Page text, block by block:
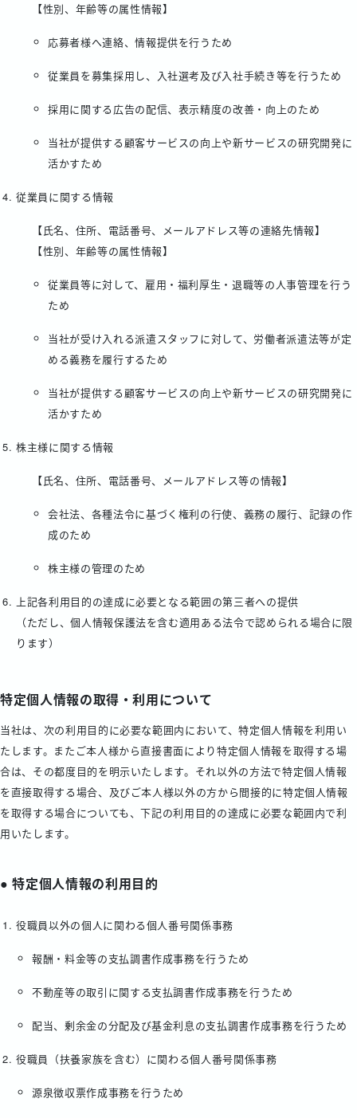
【性別、年齢等の属性情報】
応募者様へ連絡、情報提供を行うため
従業員を募集採用し、入社選考及び入社手続き等を行うため
採用に関する広告の配信、表示精度の改善・向上のため
当社が提供する顧客サービスの向上や新サービスの研究開発に
活かすため
従業員に関する情報
【氏名、住所、電話番号、メールアドレス等の連絡先情報】
【性別、年齢等の属性情報】
従業員等に対して、雇用・福利厚生・退職等の人事管理を行う
ため
当社が受け入れる派遣スタッフに対して、労働者派遣法等が定
める義務を履行するため
当社が提供する顧客サービスの向上や新サービスの研究開発に
活かすため
株主様に関する情報
【氏名、住所、電話番号、メールアドレス等の情報】
会社法、各種法令に基づく権利の行使、義務の履行、記録の作
成のため
株主様の管理のため
上記各利用目的の達成に必要となる範囲の第三者への提供
（ただし、個人情報保護法を含む適用ある法令で認められる場合に限
ります）
特定個人情報の取得・利用について
当社は、次の利用目的に必要な範囲内において、特定個人情報を利用い
たします。またご本人様から直接書面により特定個人情報を取得する場
合は、その都度目的を明示いたします。それ以外の方法で特定個人情報
を直接取得する場合、及びご本人様以外の方から間接的に特定個人情報
を取得する場合についても、下記の利用目的の達成に必要な範囲内で利
用いたします。
● 特定個人情報の利用目的
役職員以外の個人に関わる個人番号関係事務
報酬・料金等の支払調書作成事務を行うため
不動産等の取引に関する支払調書作成事務を行うため
配当、剰余金の分配及び基金利息の支払調書作成事務を行うため
役職員（扶養家族を含む）に関わる個人番号関係事務
源泉徴収票作成事務を行うため